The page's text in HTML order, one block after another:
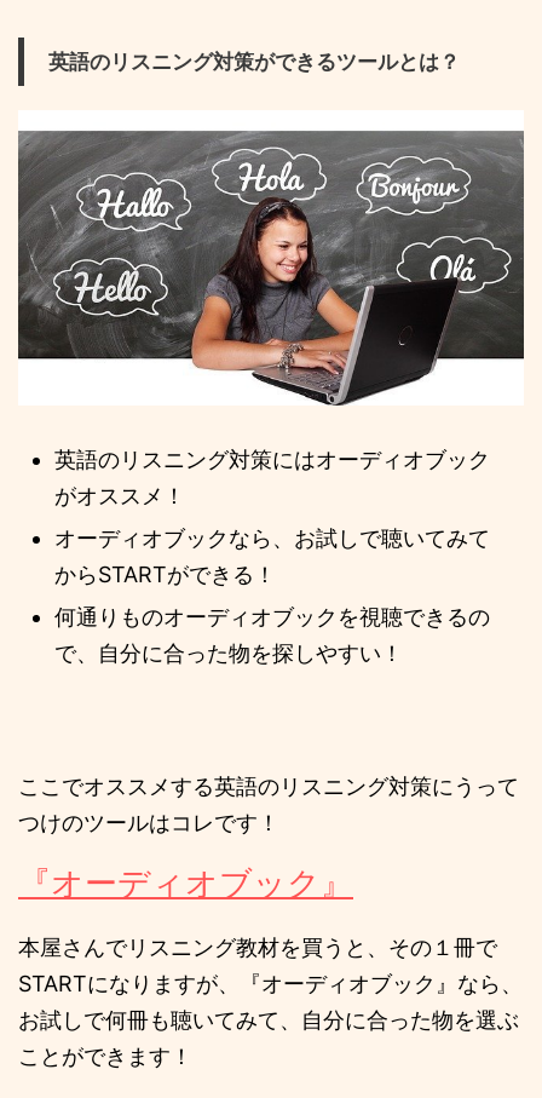
英語のリスニング対策ができるツールとは？
英語のリスニング対策にはオーディオブック
がオススメ！
オーディオブックなら、お試しで聴いてみて
からSTARTができる！
何通りものオーディオブックを視聴できるの
で、自分に合った物を探しやすい！
ここでオススメする英語のリスニング対策にうって
つけのツールはコレです！
『オーディオブック』
本屋さんでリスニング教材を買うと、その１冊で
STARTになりますが、『オーディオブック』なら、
お試しで何冊も聴いてみて、自分に合った物を選ぶ
ことができます！